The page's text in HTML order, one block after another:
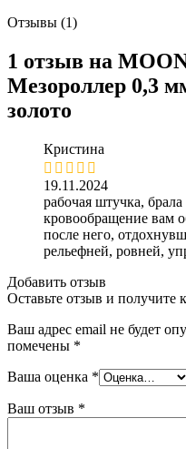
Отзывы (1)
1 отзыв на
Мезороллер 0,3
золото
Кристина
19.11.2024
рабочая штучка,
кровообращение вам
после него,
рельефней, ровней,
Добавить отзыв
Оставьте отзыв и получите
Ваш адрес email не будет
помечены *
Ваша оценка *
Ваш отзыв *